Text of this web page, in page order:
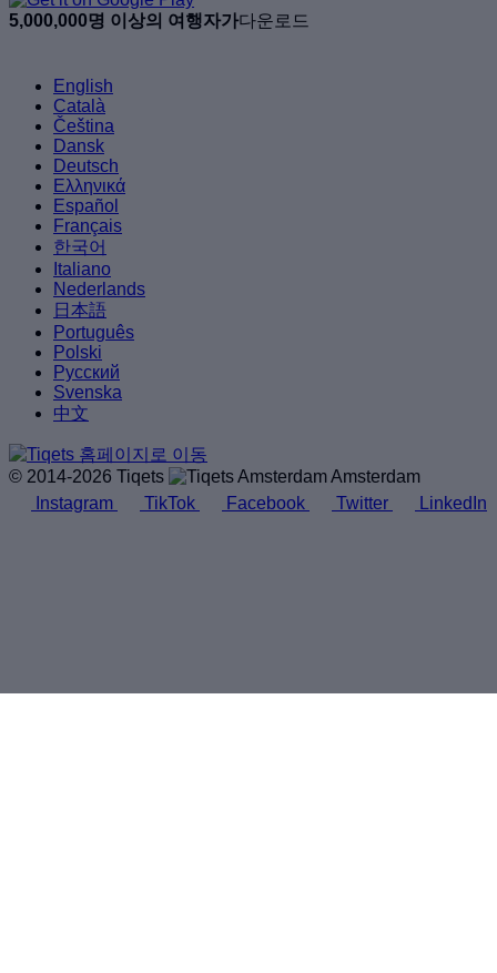
5,000,000명 이상의 여행자가다운로드
English
Català
Čeština
Dansk
Deutsch
Ελληνικά
Español
Français
한국어
Italiano
Nederlands
日本語
Português
Polski
Русский
Svenska
中文
© 2014-2026 Tiqets
Amsterdam
Instagram
TikTok Facebook Twitter LinkedIn